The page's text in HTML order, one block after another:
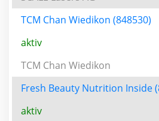
TCM Chan Wiedikon (848530)
aktiv
TCM Chan Wiedikon
Fresh Beauty Nutrition Inside
aktiv